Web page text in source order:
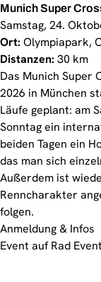
Munich Super
Samstag, 24.
Ort: Olympiapark,
Distanzen: 30 km
Das Munich Super
2026 in München
Läufe geplant: am
Sonntag ein
beiden Tagen ein
das man sich
Außerdem ist
Renncharakter
folgen.
Anmeldung & Infos
Event auf Rad